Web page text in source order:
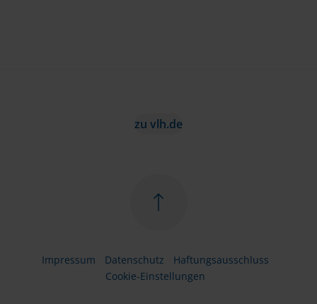
zu vlh.de
Impressum Datenschutz
Haftungsausschluss
Cookie-Einstellungen